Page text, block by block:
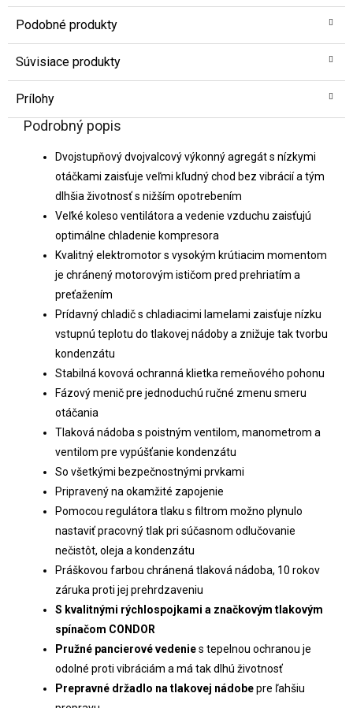
Podobné produkty
Súvisiace produkty
Prílohy
Podrobný popis
Dvojstupňový dvojvalcový výkonný agregát s nízkymi
otáčkami zaisťuje veľmi kľudný chod bez vibrácií a tým
dlhšia životnosť s nižším opotrebením
Veľké koleso ventilátora a vedenie vzduchu zaisťujú
optimálne chladenie kompresora
Kvalitný elektromotor s vysokým krútiacim momentom
je chránený motorovým ističom pred prehriatím a
preťažením
Prídavný chladič s chladiacimi lamelami zaisťuje nízku
vstupnú teplotu do tlakovej nádoby a znižuje tak tvorbu
kondenzátu
Stabilná kovová ochranná klietka remeňového pohonu
Fázový menič pre jednoduchú ručné zmenu smeru
otáčania
Tlaková nádoba s poistným ventilom, manometrom a
ventilom pre vypúšťanie kondenzátu
So všetkými bezpečnostnými prvkami
Pripravený na okamžité zapojenie
Pomocou regulátora tlaku s filtrom možno plynulo
nastaviť pracovný tlak pri súčasnom odlučovanie
nečistôt, oleja a kondenzátu
Práškovou farbou chránená tlaková nádoba, 10 rokov
záruka proti jej prehrdzaveniu
S kvalitnými rýchlospojkami a značkovým tlakovým
spínačom CONDOR
Pružné pancierové vedenies tepelnou ochranou je
odolné proti vibráciám a má tak dlhú životnosť
Prepravné držadlo na tlakovej nádobepre ľahšiu